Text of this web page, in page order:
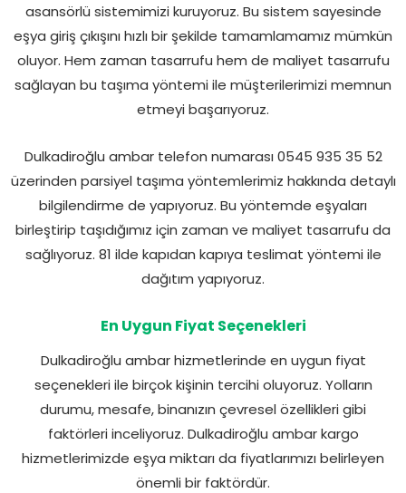
asansörlü sistemimizi kuruyoruz. Bu sistem sayesinde
eşya giriş çıkışını hızlı bir şekilde tamamlamamız mümkün
oluyor. Hem zaman tasarrufu hem de maliyet tasarrufu
sağlayan bu taşıma yöntemi ile müşterilerimizi memnun
etmeyi başarıyoruz.
Dulkadiroğlu ambar telefon numarası 0545 935 35 52
üzerinden parsiyel taşıma yöntemlerimiz hakkında detaylı
bilgilendirme de yapıyoruz. Bu yöntemde eşyaları
birleştirip taşıdığımız için zaman ve maliyet tasarrufu da
sağlıyoruz. 81 ilde kapıdan kapıya teslimat yöntemi ile
dağıtım yapıyoruz.
En Uygun Fiyat Seçenekleri
Dulkadiroğlu ambar hizmetlerinde en uygun fiyat
seçenekleri ile birçok kişinin tercihi oluyoruz. Yolların
durumu, mesafe, binanızın çevresel özellikleri gibi
faktörleri inceliyoruz. Dulkadiroğlu ambar kargo
hizmetlerimizde eşya miktarı da fiyatlarımızı belirleyen
önemli bir faktördür.